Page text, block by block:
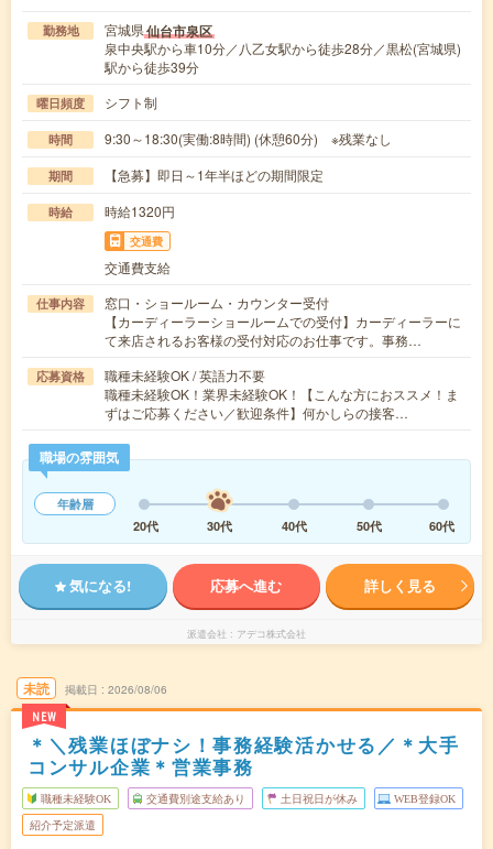
勤務地 宮城県仙台市泉区
泉中央駅から車10分／八乙女駅から徒歩28分／黒松(宮城県)
駅から徒歩39分
曜日頻度 シフト制
時間 9:30～18:30(実働:8時間) (休憩60分) ※残業なし
期間 【急募】即日～1年半ほどの期間限定
時給 時給1320円
交通費
交通費支給
仕事内容
窓口・ショールーム・カウンター受付
【カーディーラーショールームでの受付】カーディーラーに
て来店されるお客様の受付対応のお仕事です。事務…
応募資格
職種未経験OK / 英語力不要
職種未経験OK！業界未経験OK！【こんな方におススメ！ま
ずはご応募ください／歓迎条件】何かしらの接客…
職場の雰囲気
年齢層
20代
30代 40代 50代 60代
気になる! 応募へ進む 詳しく見る
派遣会社 アデコ株式会社
未読
NEW
掲載日 2026/08/06
＊＼残業ほぼナシ！事務経験活かせる／＊大手
コンサル企業＊営業事務
職種未経験OK 交通費別途支給あり 土日祝日が休み WEB登録OK
紹介予定派遣